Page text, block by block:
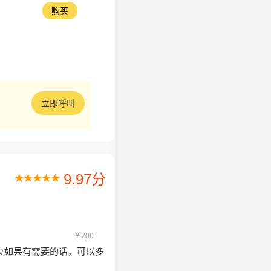
购买
立即呼叫
9.97分
￥200
果有需要的话，可以多